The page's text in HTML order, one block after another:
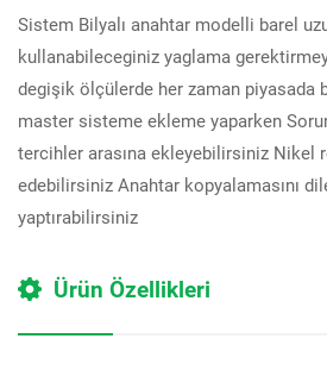
Sistem Bilyalı anahtar modelli barel
kullanabileceginiz yaglama
degişik ölçülerde her zaman piyasada
master sisteme ekleme yaparken
tercihler arasına ekleyebilirsiniz Nikel
edebilirsiniz Anahtar kopyalamasını
yaptırabilirsiniz
Ürün Özellikleri